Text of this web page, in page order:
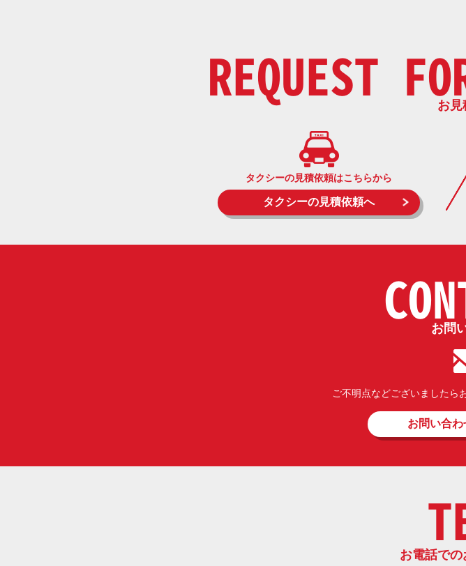
REQUEST お見
タクシーの見積依頼はこちらから
タクシーの見積依頼へ
お問
ご不明点などございましたら
お問い合
お電話で